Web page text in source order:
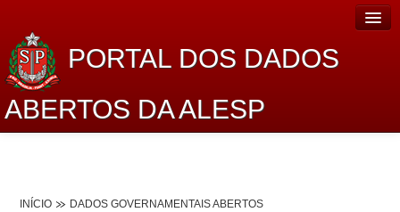
PORTAL DOS DADOS
ABERTOS DA ALESP
INÍCIO DADOS GOVERNAMENTAIS ABERTOS